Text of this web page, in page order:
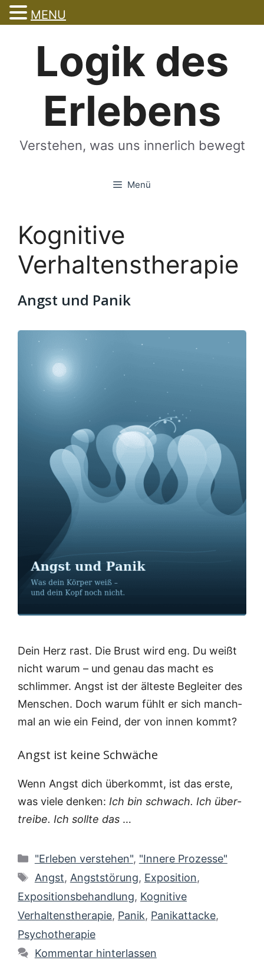
Logik des
Erlebens
Verstehen, was uns innerlich bewegt
Menü
Kognitive
Verhaltenstherapie
Angst und Panik
Dein Herz rast. Die Brust wird eng. Du weißt
nicht war­um – und genau das macht es
schlim­mer. Angst ist der ältes­te Beglei­ter des
Men­schen. Doch war­um fühlt er sich manch­
mal an wie ein Feind, der von innen kommt?
Angst ist keine Schwäche
Wenn Angst dich über­kommt, ist das ers­te,
was vie­le den­ken: Ich bin schwach. Ich über­
trei­be. Ich soll­te das …
Kategorien
"Erleben verstehen", "Innere Prozesse"
Schlagwörter
Angst, Angststörung, Exposition,
Expositionsbehandlung, Kognitive
Verhaltenstherapie, Panik, Panikattacke,
Psychotherapie
Kommentar hinterlassen
MENU